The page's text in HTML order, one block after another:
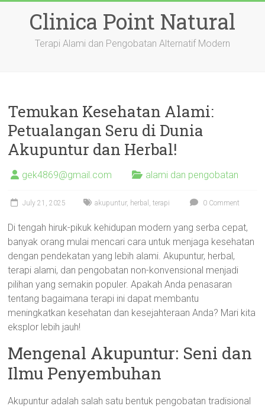
contentClinica Point Natural
Terapi Alami dan Pengobatan Alternatif Modern
Temukan Kesehatan Alami:
Petualangan Seru di Dunia
Akupuntur dan Herbal!
gek4869@gmail.com alami dan pengobatan
July 21, 2025 akupuntur, herbal ,terapi 0 Comment
Di tengah hiruk-pikuk kehidupan modern yang serba cepat,
banyak orang mulai mencari cara untuk menjaga kesehatan
dengan pendekatan yang lebih alami. Akupuntur, herbal,
terapi alami, dan pengobatan non-konvensional menjadi
pilihan yang semakin populer. Apakah Anda penasaran
tentang bagaimana terapi ini dapat membantu
meningkatkan kesehatan dan kesejahteraan Anda? Mari kita
eksplor lebih jauh!
Mengenal Akupuntur: Seni dan
Ilmu Penyembuhan
Akupuntur adalah salah satu bentuk pengobatan tradisional